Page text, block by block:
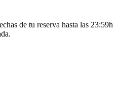
de tu reserva hasta las 23:59h